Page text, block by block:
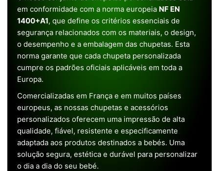
em conformidade com a norma europeia NF EN
1400+A1, que define os critérios essenciais de
segurança relacionados com os materiais, o design,
o desempenho e a embalagem das chupetas. Esta
norma garante que cada chupeta personalizada
cumpre os padrões oficiais aplicáveis em toda a
Europa.
Comercializadas em França e em muitos países
europeus, as nossas chupetas e acessórios
personalizados oferecem uma impressão de alta
qualidade, fiável, resistente e especificamente
adaptada aos produtos destinados a bebés. Uma
solução segura, estética e durável para personalizar
o dia a dia do seu bebé.